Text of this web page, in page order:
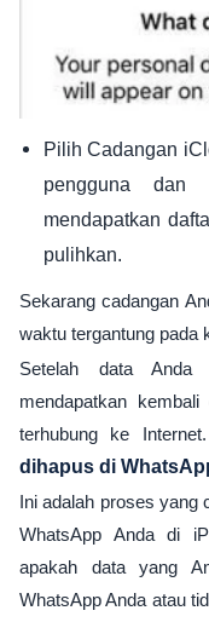
Pilih Cadangan
pengguna
mendapatkan
pulihkan.
Sekarang cadangan
waktu tergantung pada
Setelah data Anda
mendapatkan
terhubung ke
dihapus di
Ini adalah proses yang
WhatsApp Anda di
apakah data yang
WhatsApp Anda atau